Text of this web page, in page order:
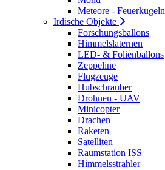
Meteore - Feuerkugeln
Irdische Objekte
Forschungsballons
Himmelslaternen
LED- & Folienballons
Zeppeline
Flugzeuge
Hubschrauber
Drohnen - UAV
Minicopter
Drachen
Raketen
Satelliten
Raumstation ISS
Himmelsstrahler